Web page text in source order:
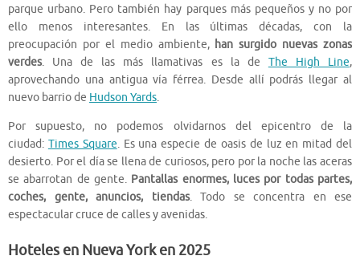
parque urbano. Pero también hay parques más pequeños y no por
ello menos interesantes. En las últimas décadas, con la
preocupación por el medio ambiente, han surgido nuevas zonas
verdes. Una de las más llamativas es la de The High Line,
aprovechando una antigua vía férrea. Desde allí podrás llegar al
nuevo barrio de Hudson Yards.
Por supuesto, no podemos olvidarnos del epicentro de la
ciudad: Times Square. Es una especie de oasis de luz en mitad del
desierto. Por el día se llena de curiosos, pero por la noche las aceras
se abarrotan de gente. Pantallas enormes, luces por todas partes,
coches, gente, anuncios, tiendas. Todo se concentra en ese
espectacular cruce de calles y avenidas.
Hoteles en Nueva York en 2025